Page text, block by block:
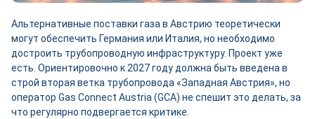
Альтернативные поставки газа в Австрию теоретически
могут обеспечить Германия или Италия, но необходимо
достроить трубопроводную инфраструктуру. Проект уже
есть. Ориентировочно к 2027 году должна быть введена в
строй вторая ветка трубопровода «Западная Австрия», но
оператор Gas Connect Austria (GCA) не спешит это делать, за
что регулярно подвергается критике.